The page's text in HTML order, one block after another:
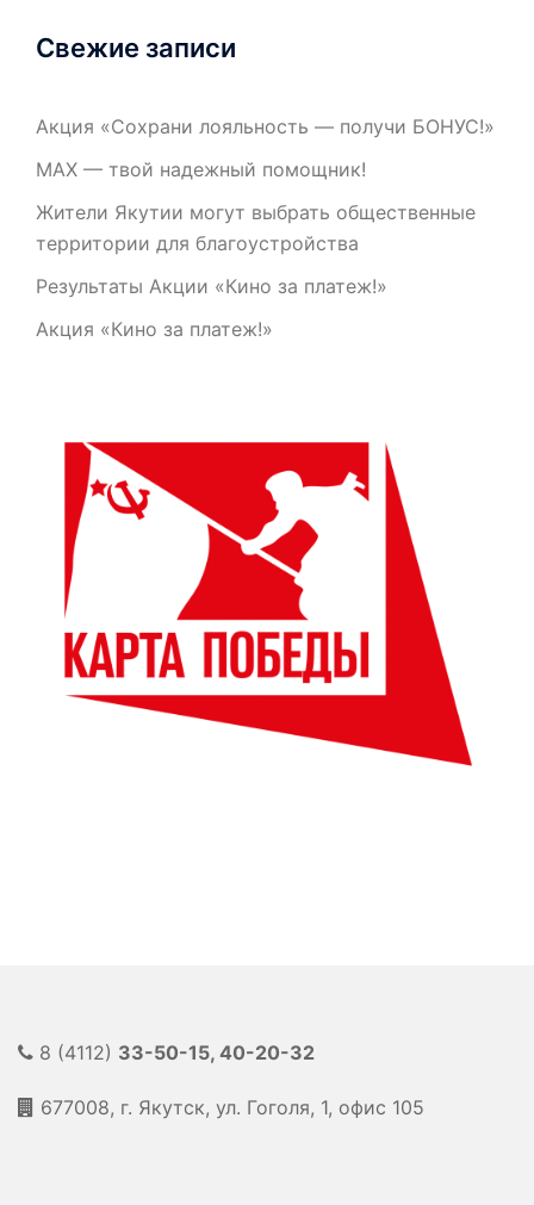
Свежие записи
Акция «Сохрани лояльность — получи БОНУС!»
МАХ — твой надежный помощник!
Жители Якутии могут выбрать общественные
территории для благоустройства
Результаты Акции «Кино за платеж!»
Акция «Кино за платеж!»
8 (4112) 33-50-15, 40-20-32
677008, г. Якутск, ул. Гоголя, 1, офис 105